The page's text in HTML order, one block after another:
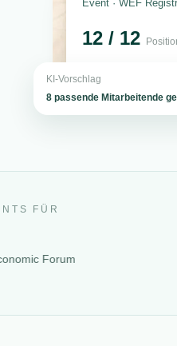
Event · WEF
12 / 12
KI-Vorschlag
8 passende Mitarbeitende
FÜR